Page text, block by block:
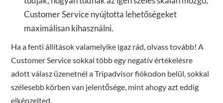
Customer Service nyújtotta lehetőségeket
maximálisan kihasználni.
Ha a fenti állítások valamelyike igaz rád, olvass tovább! A
Customer Service sokkal több egy negatív értékelésre
adott válasz üzenetnél a Tripadvisor fiókodon belül, sokkal
szélesebb körben van jelentősége, mint ahogy azt eddig
elképzelted.